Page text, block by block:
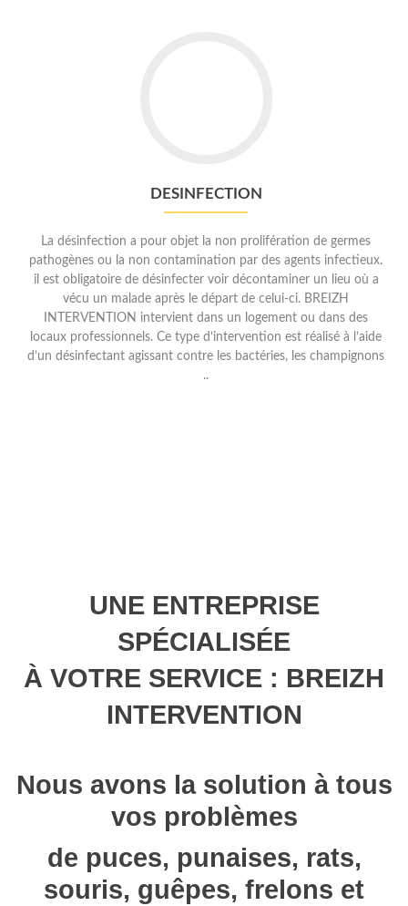
DESINFECTION
La désinfection a pour objet la non prolifération de germes
pathogènes ou la non contamination par des agents infectieux.
il est obligatoire de désinfecter voir décontaminer un lieu où a
vécu un malade après le départ de celui-ci. BREIZH
INTERVENTION intervient dans un logement ou dans des
locaux professionnels. Ce type d’intervention est réalisé à l’aide
d’un désinfectant agissant contre les bactéries, les champignons
..
UNE ENTREPRISE
SPÉCIALISÉE
À VOTRE SERVICE : BREIZH
INTERVENTION
Nous avons la solution à tous
vos problèmes
de puces, punaises, rats,
souris, guêpes, frelons et